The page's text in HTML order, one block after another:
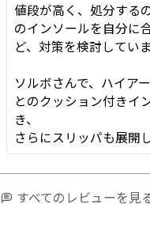
値段が高く、処分する
のインソールを自分に
ど、対策を検討していま
ソルボさんで、ハイア
とのクッション付きイ
き、
さらにスリッパも展開
すべてのレビューを見